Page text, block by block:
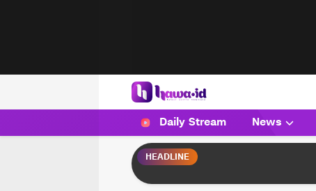
HAWA
Haluan Wanita Indonesia
Daily Stream News
HEADLINE